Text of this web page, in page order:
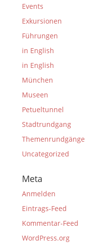
Events
Exkursionen
Führungen
in English
in English
München
Museen
Petueltunnel
Stadtrundgang
Themenrundgänge
Uncategorized
Meta
Anmelden
Eintrags-Feed
Kommentar-Feed
WordPress.org